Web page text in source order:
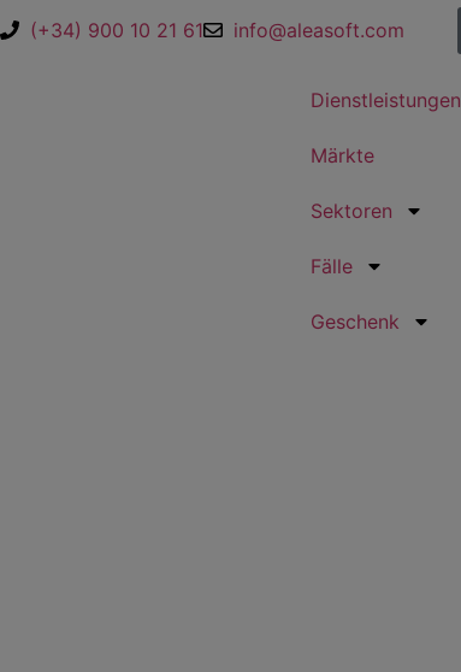
(+34) 900 10 21 61 info@aleasoft.com
Dienstleistungen
Märkte
Sektoren
Fälle
Geschenk